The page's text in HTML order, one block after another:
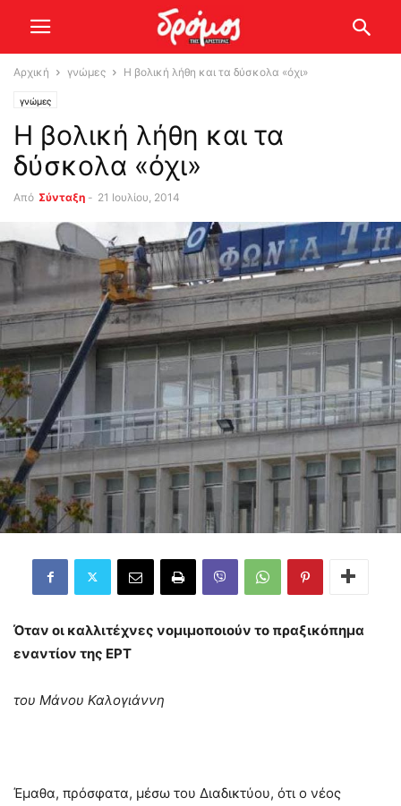
Αρχική γνώμες Η βολική λήθη και τα δύσκολα «όχι»
γνώμες
Η βολική λήθη και τα
δύσκολα «όχι»
Από Σύνταξη - 21 Ιουλίου, 2014
Όταν οι καλλιτέχνες νομιμοποιούν το πραξικόπημα
εναντίον της ΕΡΤ
του Μάνου Καλογιάννη
Έμαθα, πρόσφατα, μέσω του Διαδικτύου, ότι ο νέος